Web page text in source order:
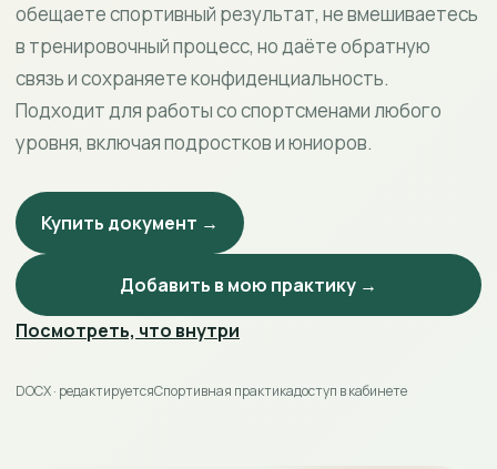
обещаете спортивный результат, не вмешиваетесь
в тренировочный процесс, но даёте обратную
связь и сохраняете конфиденциальность.
Подходит для работы со спортсменами любого
уровня, включая подростков и юниоров.
Купить документ →
Добавить в мою практику →
Посмотреть, что внутри
DOCX · редактируетсяСпортивная практикадоступ в кабинете